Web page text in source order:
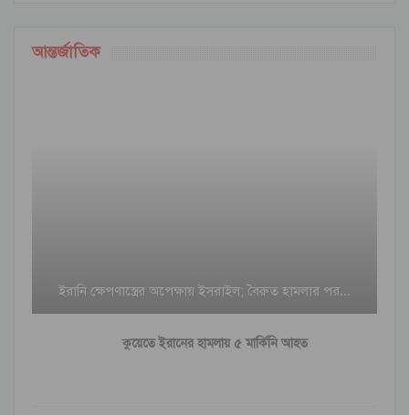
আন্তর্জাতিক
ইরানি ক্ষেপণাস্ত্রের অপেক্ষায় ইসরাইল; বৈরুত হামলার পর…
কুয়েতে ইরানের হামলায় ৫ মার্কিনি আহত